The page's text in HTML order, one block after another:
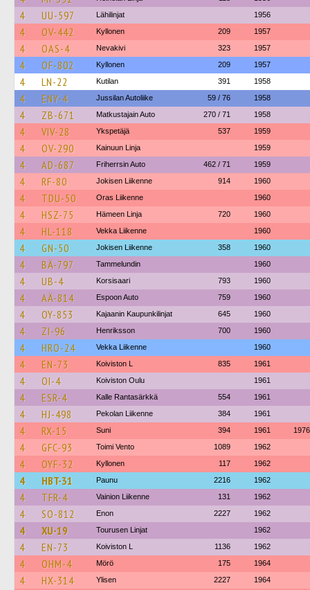
4 UU-597 Lähilinjat 1956
4 OV-442 Kyllonen 209 1957
4 OAS-4 Nevakivi 323 1957
4 OF-802 Kyllonen 209 1957
4 LN-22 Kutilan 391 1958
4 ENY-4 Jussilan Autoliike 59 / 76 1958
4 ZB-671 Matkustajain Auto 270 / 71 1958
4 VIV-28 Ykspetäjä 537 1959
4 OV-290 Kainuun Linja 1959
4 AD-687 Friherrsin Auto 462 / 71 1959
4 RF-80 Jokisen Liikenne 914 1960
4 TDU-50 Oras Liikenne 1960
4 HSZ-75 Hämeen Linja 720 1960
4 HL-118 Vekka Liikenne 1960
4 GN-50 Jokisen Liikenne 358 1960
4 BÄ-797 Tammelundin 1960
4 UB-4 Korsisaari 793 1960
4 AÄ-814 Espoon Auto 759 1960
4 OY-853 Kajaanin Kaupunkilinjat 645 1960
4 ZI-96 Henriksson 700 1960
4 HRO-24 Vekka Liikenne 1960
4 EN-73 Koiviston L 835 1961
4 OI-4 Koiviston Oulu 1961
4 ESR-4 Kalle Rantasärkkä 554 1961
4 HJ-498 Pekolan Liikenne 384 1961
4 RX-15 Suni 394 1961 1976
4 GFC-93 Toimi Vento 1089 1962
4 OYF-32 Kyllonen 117 1962
4 HBT-31 Paunu 2216 1962
4 TFR-4 Vainion Liikenne 131 1962
4 SO-812 Enon 2227 1962
4 XU-19 Tourusen Linjat 1962
4 EN-73 Koiviston L 1136 1962
4 OHM-4 Mörö 175 1964
4 HX-314 Ylisen 2227 1964